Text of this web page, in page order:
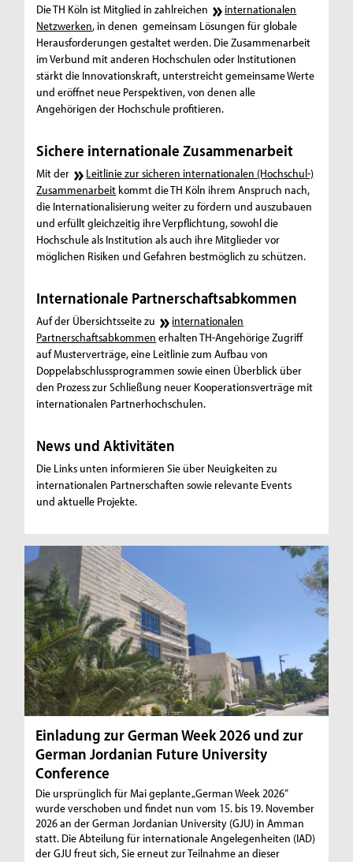
Die TH Köln ist Mitglied in zahlreichen
internationalen
Netzwerken, in denen gemeinsam Lösungen für globale
Herausforderungen gestaltet werden. Die Zusammenarbeit
im Verbund mit anderen Hochschulen oder Institutionen
stärkt die Innovationskraft, unterstreicht gemeinsame Werte
und eröffnet neue Perspektiven, von denen alle
Angehörigen der Hochschule profitieren.
Sichere internationale Zusammenarbeit
Mit der
Leitlinie zur sicheren internationalen (Hochschul-)
Zusammenarbeit kommt die TH Köln ihrem Anspruch nach,
die Internationalisierung weiter zu fördern und auszubauen
und erfüllt gleichzeitig ihre Verpflichtung, sowohl die
Hochschule als Institution als auch ihre Mitglieder vor
möglichen Risiken und Gefahren bestmöglich zu schützen.
Internationale Partnerschaftsabkommen
Auf der Übersichtsseite zu
internationalen
Partnerschaftsabkommen erhalten TH-Angehörige Zugriff
auf Musterverträge, eine Leitlinie zum Aufbau von
Doppelabschlussprogrammen sowie einen Überblick über
den Prozess zur Schließung neuer Kooperationsverträge mit
internationalen Partnerhochschulen.
News und Aktivitäten
Die Links unten informieren Sie über Neuigkeiten zu
internationalen Partnerschaften sowie relevante Events
und aktuelle Projekte.
Einladung zur German Week 2026 und zur
German Jordanian Future University
Conference
Die ursprünglich für Mai geplante „German Week 2026”
wurde verschoben und findet nun vom 15. bis 19. November
2026 an der German Jordanian University (GJU) in Amman
statt. Die Abteilung für internationale Angelegenheiten (IAD)
der GJU freut sich, Sie erneut zur Teilnahme an dieser